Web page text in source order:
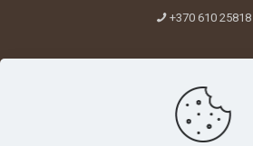
+370 610 25818
hello@atsipuskit.lt